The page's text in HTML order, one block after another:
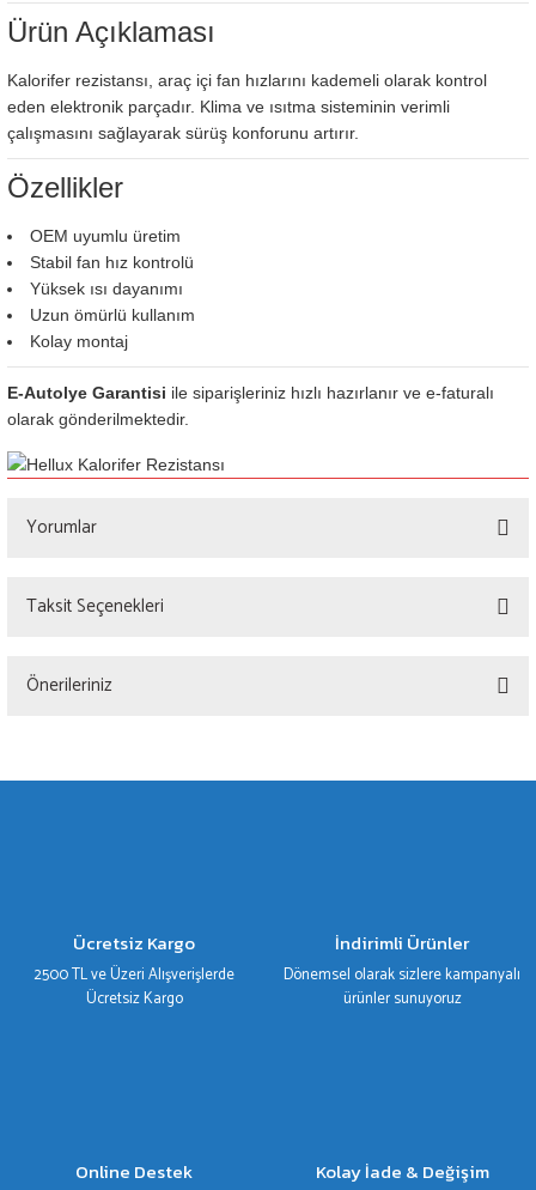
Ürün Açıklaması
Kalorifer rezistansı, araç içi fan hızlarını kademeli olarak kontrol
eden elektronik parçadır. Klima ve ısıtma sisteminin verimli
çalışmasını sağlayarak sürüş konforunu artırır.
Özellikler
OEM uyumlu üretim
Stabil fan hız kontrolü
Yüksek ısı dayanımı
Uzun ömürlü kullanım
Kolay montaj
E-Autolye Garantisi ile siparişleriniz hızlı hazırlanır ve e-faturalı
olarak gönderilmektedir.
Yorumlar
Taksit Seçenekleri
Önerileriniz
gördüğünüz noktaları öneri formunu kullanarak tarafımıza iletebilirsiniz.
Ürün fiyatı diğer sitelerden daha pahalı.
Bu ürüne benzer farklı alternatifler olmalı.
Ücretsiz Kargo
2500 TL ve Üzeri Alışverişlerde
Ücretsiz Kargo
İndirimli Ürünler
Dönemsel olarak sizlere kampanyalı
ürünler sunuyoruz
Online Destek Kolay İade & Değişim